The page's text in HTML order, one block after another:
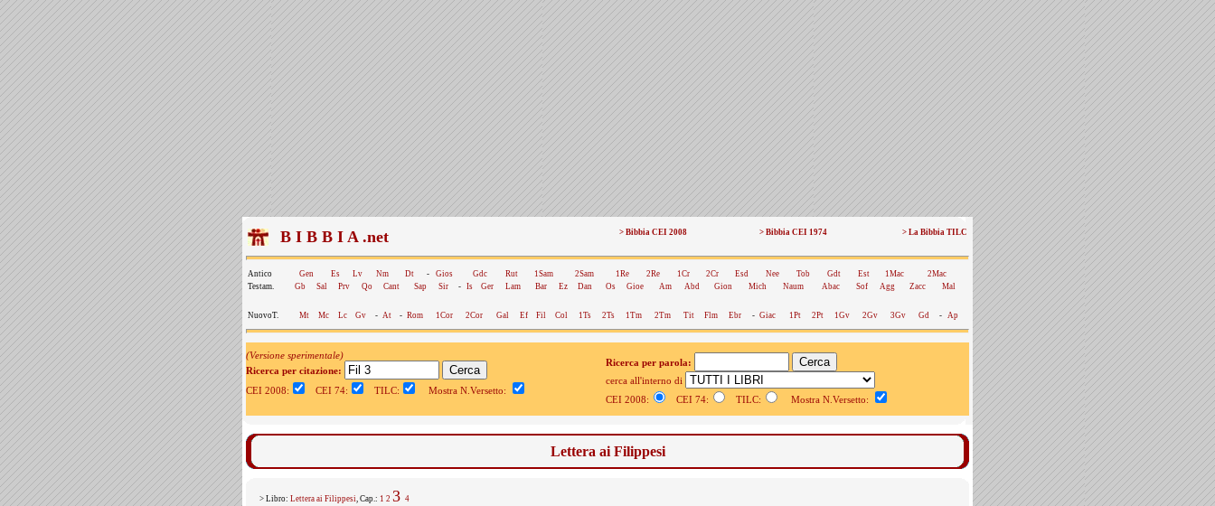
B I B B I A .net > Bibbia CEI 2008 > Bibbia CEI 1974 > La Bibbia TILC
Antico Gen Es Lv Nm Dt - Gios Gdc Rut 1Sam 2Sam 1Re 2Re 1Cr 2Cr Esd Nee Tob Gdt Est 1Mac
2Mac
Testam.
Gb Sal Prv Qo Cant Sap Sir - Is Ger Lam Bar Ez Dan Os Gioe Am Abd Gion Mich Naum Abac Sof Agg Zacc Mal
NuovoT. Mt Mc Lc Gv - At - Rom 1Cor 2Cor Gal Ef Fil Col 1Ts 2Ts 1Tm 2Tm Tit Flm Ebr - Giac 1Pt 2Pt 1Gv 2Gv 3Gv Gd - Ap
(Versione sperimentale)
Ricerca per citazione:
CEI 2008:
CEI 74: TILC: Mostra N.Versetto:
Ricerca per parola:
cerca all'interno di
CEI 2008:
CEI 74: TILC: Mostra N.Versetto:
Lettera ai Filippesi
> Libro: Lettera ai Filippesi, Cap.: 1 2 3 4